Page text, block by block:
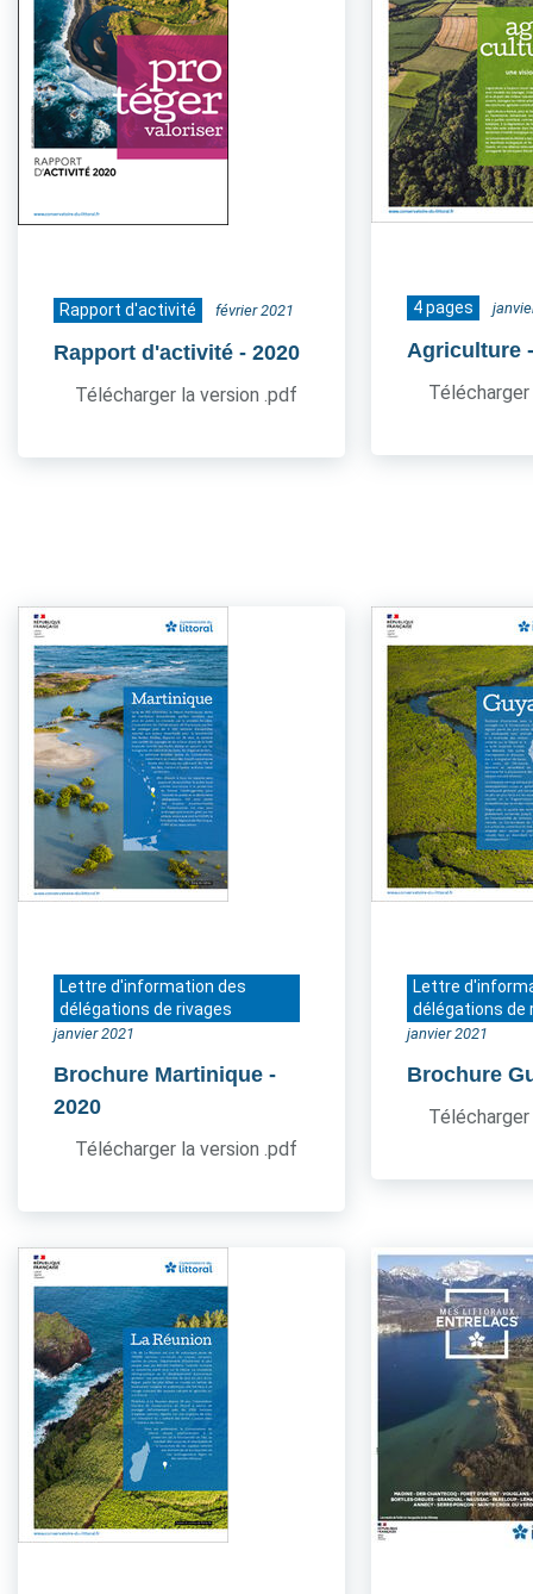
Rapport d'activité février 2021
Rapport d'activité - 2020
Télécharger la version .pdf
4 pages
Agriculture
Lettre d'information des
délégations de rivages
janvier 2021
Brochure Martinique -
2020
Télécharger la version .pdf
Lettre
délégations de
janvier 2021
Brochure